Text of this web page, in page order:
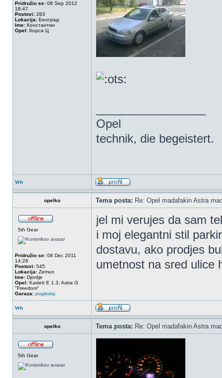
Pridružio se: 08 Sep 2012
18:47
Postovi: 283
Lokacija: Београд
Ime: Константин
Opel: Корса Ц
Opel
technik, die begeistert.
Vrh
opelko Tema posta: Re: Opel madafakin Astra
5th Gear
Pridružio se: 08 Dec 2011
14:28
Postovi: 545
Lokacija: Zemun
Ime: Djordje
Opel: Kadett E 1.3; Astra G
"Freedom"
Garaza: pogledaj
jel mi verujes da sam
i moj elegantni stil
dostavu, ako prodjes
umetnost na sred ulice
Vrh
opelko Tema posta: Re: Opel madafakin Astra
5th Gear